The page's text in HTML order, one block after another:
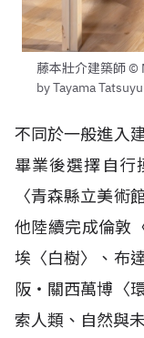
藤本壯介建築師 ©
by Tayama
不同於一般進入
畢業後選擇自行
〈青森縣立美術
他陸續完成倫敦
埃〈白樹〉、布
阪・關西萬博〈
索人類、自然與